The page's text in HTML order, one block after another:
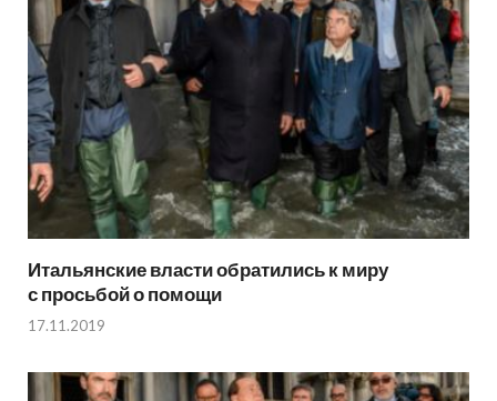
Итальянские власти обратились к миру
с просьбой о помощи
17.11.2019